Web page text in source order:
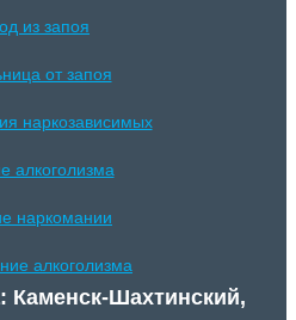
из запоя
от запоя
наркозависимых
алкоголизма
наркомании
алкоголизма
Каменск-Шахтинский,